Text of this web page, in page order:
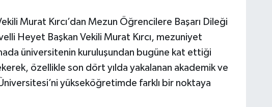
Murat Kırcı’dan Mezun Öğrencilere Başarı Dileği
Heyet Başkan Vekili Murat Kırcı, mezuniyet
üniversitenin kuruluşundan bugüne kat ettiği
özellikle son dört yılda yakalanan akademik ve
yükseköğretimde farklı bir noktaya